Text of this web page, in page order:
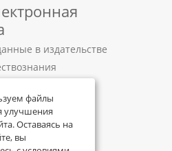
в издательстве
данных
файлы
улучшения
Оставаясь на
вы